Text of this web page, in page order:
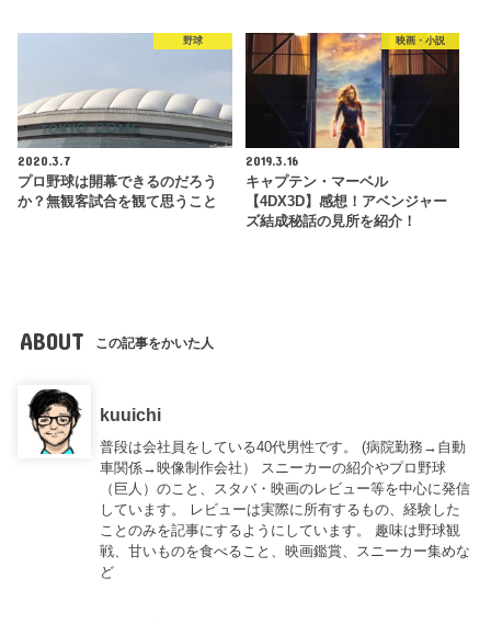
野球
2020.3.7
プロ野球は開幕できるのだろう
か？無観客試合を観て思うこと
映画・小説
2019.3.16
キャプテン・マーベル
【4DX3D】感想！アベンジャー
ズ結成秘話の見所を紹介！
ABOUT この記事をかいた人
kuuichi
普段は会社員をしている40代男性です。 (病院勤務→自動
車関係→映像制作会社） スニーカーの紹介やプロ野球
（巨人）のこと、スタバ・映画のレビュー等を中心に発信
しています。 レビューは実際に所有するもの、経験した
ことのみを記事にするようにしています。 趣味は野球観
戦、甘いものを食べること、映画鑑賞、スニーカー集めな
ど